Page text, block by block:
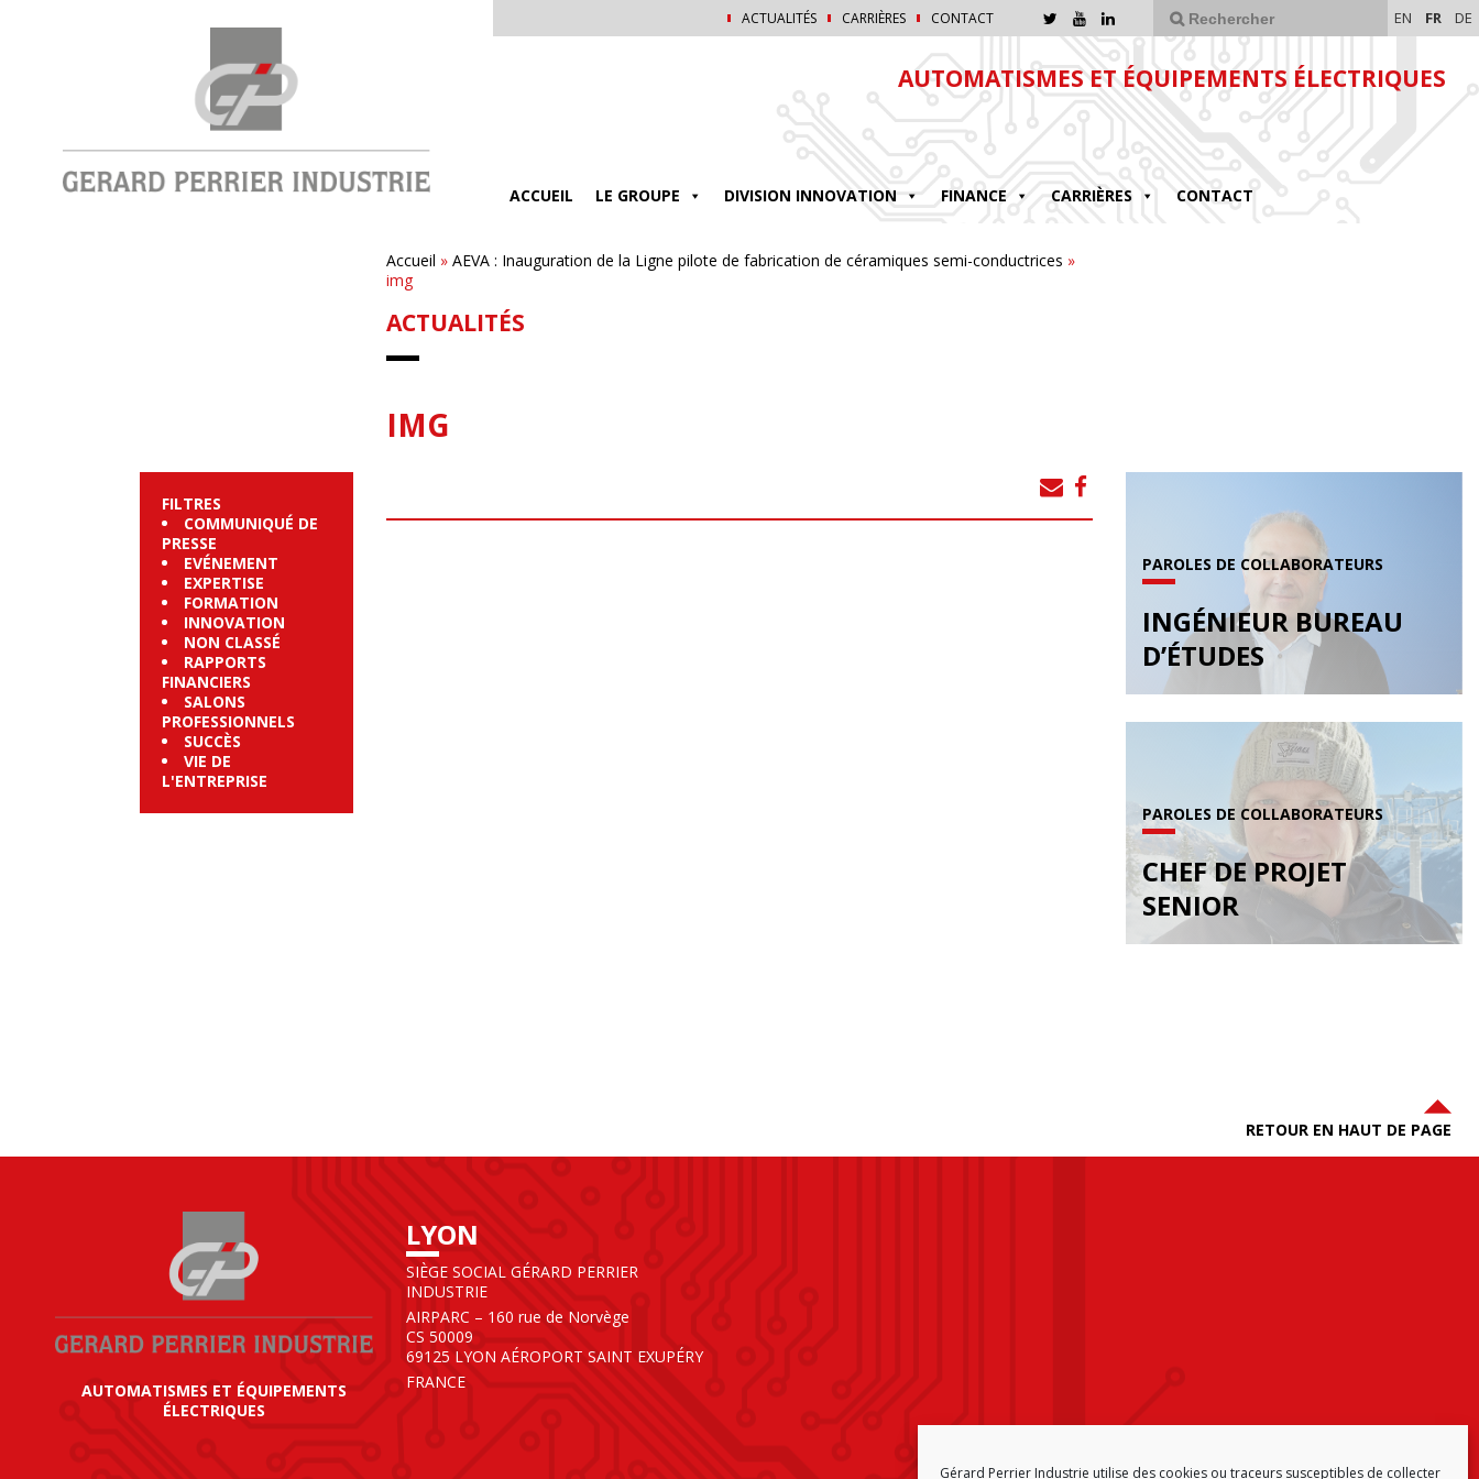
Gérard Perrier Industrie utilise des cookies ou traceurs susceptibles de collecter
ACTUALITÉS CARRIÈRES CONTACT EN FR DE
AUTOMATISMES ET ÉQUIPEMENTS ÉLECTRIQUES
ACCUEIL LE GROUPE DIVISION INNOVATION FINANCE CARRIÈRES CONTACT
Accueil » AEVA : Inauguration de la Ligne pilote de fabrication de céramiques semi-conductrices »
img
ACTUALITÉS
IMG
FILTRES
COMMUNIQUÉ DE
PRESSE
EVÉNEMENT
EXPERTISE
FORMATION
INNOVATION
NON CLASSÉ
RAPPORTS
FINANCIERS
SALONS
PROFESSIONNELS
SUCCÈS
VIE DE
L'ENTREPRISE
PAROLES DE COLLABORATEURS
INGÉNIEUR BUREAU
D’ÉTUDES
PAROLES DE COLLABORATEURS
CHEF DE PROJET
SENIOR
RETOUR EN HAUT DE PAGE
AUTOMATISMES ET ÉQUIPEMENTS
ÉLECTRIQUES
LYON
SIÈGE SOCIAL GÉRARD PERRIER
INDUSTRIE
AIRPARC – 160 rue de Norvège
CS 50009
69125 LYON AÉROPORT SAINT EXUPÉRY
FRANCE